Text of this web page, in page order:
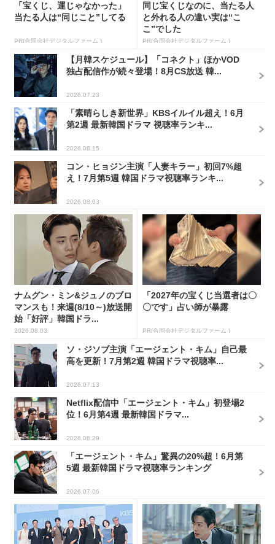
「宝くじ、運じゃなかった」
当たる人は“同じこと”してる
PR(合同会社デジタルファーム )
同じ宝くじなのに、当たる人
と外れる人の違い実は“こ
こ”でした
PR(合同会社デジタルファーム )
【月韓スケジュール】「コネクト」ほかVOD
独占配信作が続々登場！8月CS放送 韓...
2026.07.23
「素晴らしき新世界」KBSイルイル超え！6月
第2週 最新韓国ドラマ 視聴率ランキ...
2026.06.15
コン・ヒョジン主演「人妻キラー」初回7%超
え！7月第5週 韓国ドラマ視聴率ランキ...
2026.08.03
ナムグン・ミン&ジュノのブロ
マンスも！来週(8/10～)放送開
始「好評」韓国ドラ...
2026.08.03
「2027年の宝くじ当選者は〇
〇です」占い師が暴露
PR(合同会社デジタルファーム )
ソ・ジソブ主演「エージェント・キム」自己最
高を更新！7月第2週 韓国ドラマ視聴率...
2026.07.13
Netflix配信中「エージェント・キム」初登場2
位！6月第4週 最新韓国ドラマ...
2026.06.29
「エージェント・キム」驚異の20%超！6月第
5週 最新韓国ドラマ視聴率ランキング
2026.07.06